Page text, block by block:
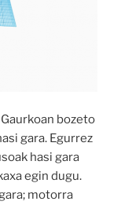
bozeto
gara. Egurrez
hasi gara
egin dugu.
motorra